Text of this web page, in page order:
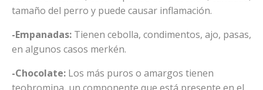
tamaño del perro y puede causar inflamación.
-Empanadas: Tienen cebolla, condimentos, ajo, pasas,
en algunos casos merkén.
-Chocolate: Los más puros o amargos tienen
teobromina, un componente que está presente en el